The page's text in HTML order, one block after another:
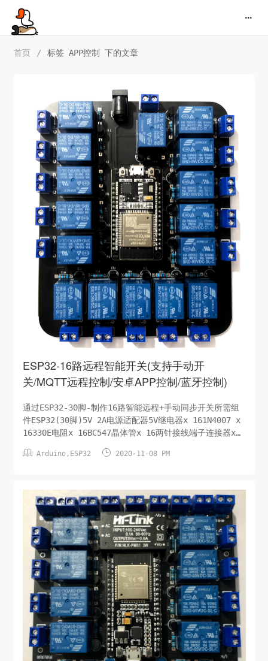
首页 / 标签 APP控制 下的文章
ESP32-16路远程智能开关(支持手动开
关/MQTT远程控制/安卓APP控制/蓝牙控制)
通过ESP32-30脚-制作16路智能远程+手动同步开关所需组
件ESP32(30脚)5V 2A电源适配器5V继电器x 161N4007 x
16330E电阻x 16BC547晶体管x 16两针接线端子连接器x
处省略/待分享PCB设计图及分享下载在Easyeda.com上传
 Arduino, ESP32  2020-11-08 PM